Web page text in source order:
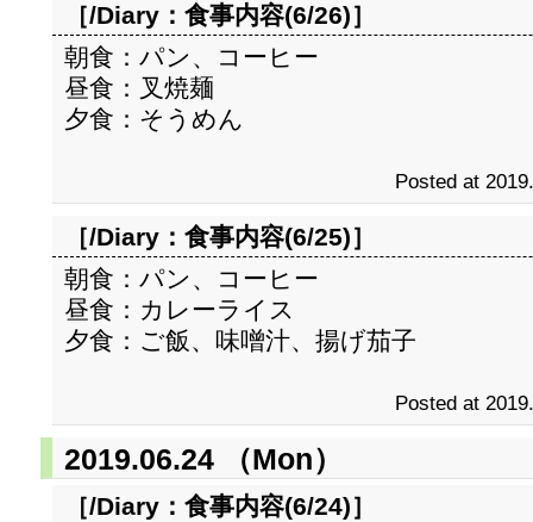
［/Diary： 食事内容(6/26)］
朝食：パン、コーヒー
昼食：叉焼麺
夕食：そうめん
Posted at
［/Diary： 食事内容(6/25)］
朝食：パン、コーヒー
昼食：カレーライス
夕食：ご飯、味噌汁、揚げ茄子
Posted at
2019.06.24 （Mon）
［/Diary： 食事内容(6/24)］